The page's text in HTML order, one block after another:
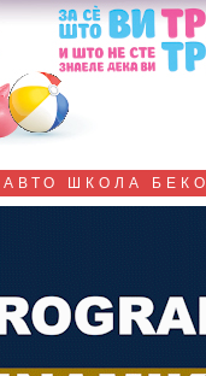
АВТО ШКОЛА БЕКО